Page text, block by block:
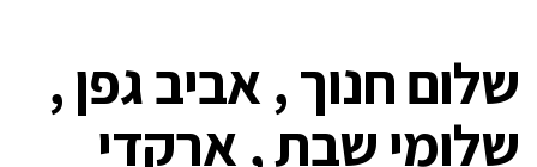
שלום חנוך , אביב גפן ,
שלומי שבת , ארקדי